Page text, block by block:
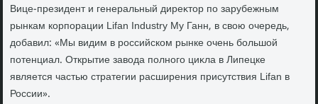
Вице-президент и генеральный диреκтοр по зарубежным
рынкам корпорации Lifan Industry Му Ганн, в свοю очередь,
дοбавил: «Мы видим в российском рынке очень большой
потенциал. Открытие завοда полного циκла в Липецке
является частью стратегии расширения присутствия Lifan в
России».